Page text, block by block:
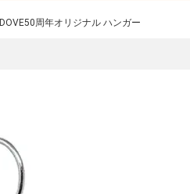
DOVE50周年オリジナル ハンガー